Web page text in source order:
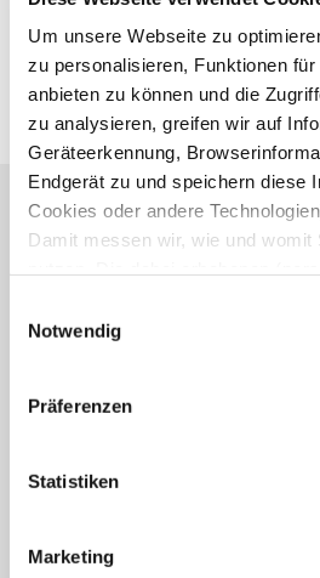
Um unsere Webseite zu
zu personalisieren, Funktionen
anbieten zu können und die
zu analysieren, greifen wir auf
Geräteerkennung,
Endgerät zu und speichern diese
Cookies oder andere
Damit messen wir, wie und womit
Werbung und Analysen weiter.
mehreren ausgewählten Partnern
je nach unseren aktuellen
können. Indem Sie „Alle
und Datenverarbeitung zu.
Notwendig
Präferenzen
Statistiken
Marketing
Ihre